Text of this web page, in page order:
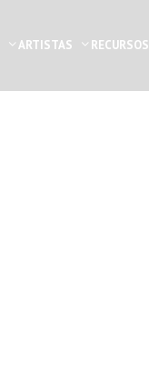
ARTISTAS RECURSOS